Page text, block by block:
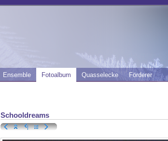
Ensemble Fotoalbum Quasselecke Förderer
Schooldreams